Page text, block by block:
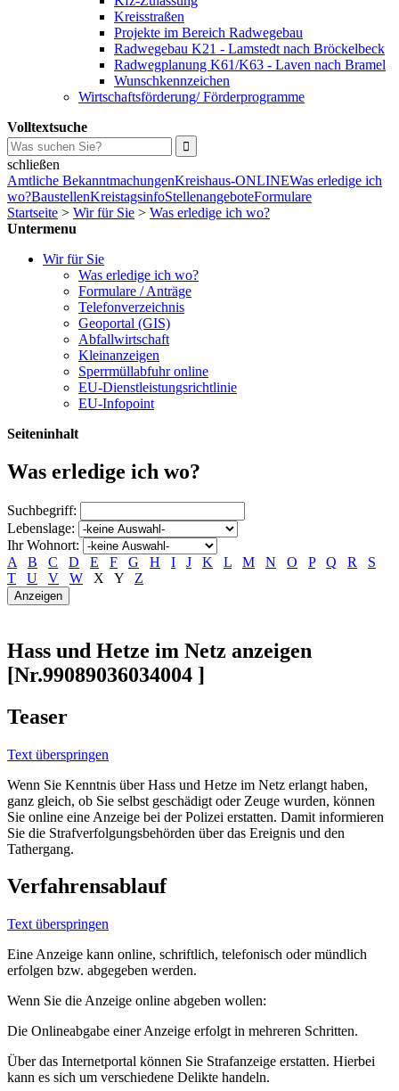
Kreisstraßen
Projekte im Bereich Radwegebau
Radwegebau K21 - Lamstedt nach Bröckelbeck
Radwegplanung K61/K63 - Laven nach Bramel
Wunschkennzeichen
Wirtschaftsförderung/ Förderprogramme
Volltextsuche
schließen
Amtliche BekanntmachungenKreishaus-ONLINEWas erledige ich
wo?BaustellenKreistagsinfoStellenangeboteFormulare
Startseite > Wir für Sie > Was erledige ich wo?
Untermenu
Wir für Sie
Was erledige ich wo?
Formulare / Anträge
Telefonverzeichnis
Geoportal (GIS)
Abfallwirtschaft
Kleinanzeigen
Sperrmüllabfuhr online
EU-Dienstleistungsrichtlinie
EU-Infopoint
Seiteninhalt
Was erledige ich wo?
Suchbegriff:
Lebenslage:
Ihr Wohnort:
A
B C D E F G H I J K L M N O P Q R
S
T
U V W X Y Z
Hass und Hetze im Netz anzeigen
[Nr.99089036034004 ]
Teaser
Text überspringen
Wenn Sie Kenntnis über Hass und Hetze im Netz erlangt haben,
ganz gleich, ob Sie selbst geschädigt oder Zeuge wurden, können
Sie online eine Anzeige bei der Polizei erstatten. Damit informieren
Sie die Strafverfolgungsbehörden über das Ereignis und den
Tathergang.
Verfahrensablauf
Text überspringen
Eine Anzeige kann online, schriftlich, telefonisch oder mündlich
erfolgen bzw. abgegeben werden.
Wenn Sie die Anzeige online abgeben wollen:
Die Onlineabgabe einer Anzeige erfolgt in mehreren Schritten.
Über das Internetportal können Sie Strafanzeige erstatten. Hierbei
kann es sich um verschiedene Delikte handeln.